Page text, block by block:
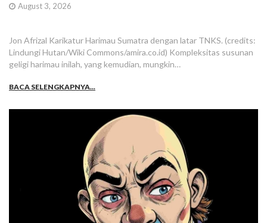
August 3, 2026
Jon Afrizal Karikatur Harimau Sumatra dengan latar TNKS. (credits:
Lindungi Hutan/Wiki Commons/amira.co.id) Kompleksitas susunan
geligi harimau inilah, yang kemudian, mungkin…
BACA SELENGKAPNYA...